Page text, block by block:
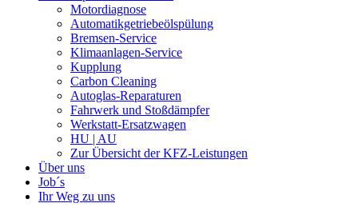
Motordiagnose
Automatikgetriebeölspülung
Bremsen-Service
Klimaanlagen-Service
Kupplung
Carbon Cleaning
Autoglas-Reparaturen
Fahrwerk und Stoßdämpfer
Werkstatt-Ersatzwagen
HU | AU
Zur Übersicht der KFZ-Leistungen
Über uns
Job´s
Ihr Weg zu uns